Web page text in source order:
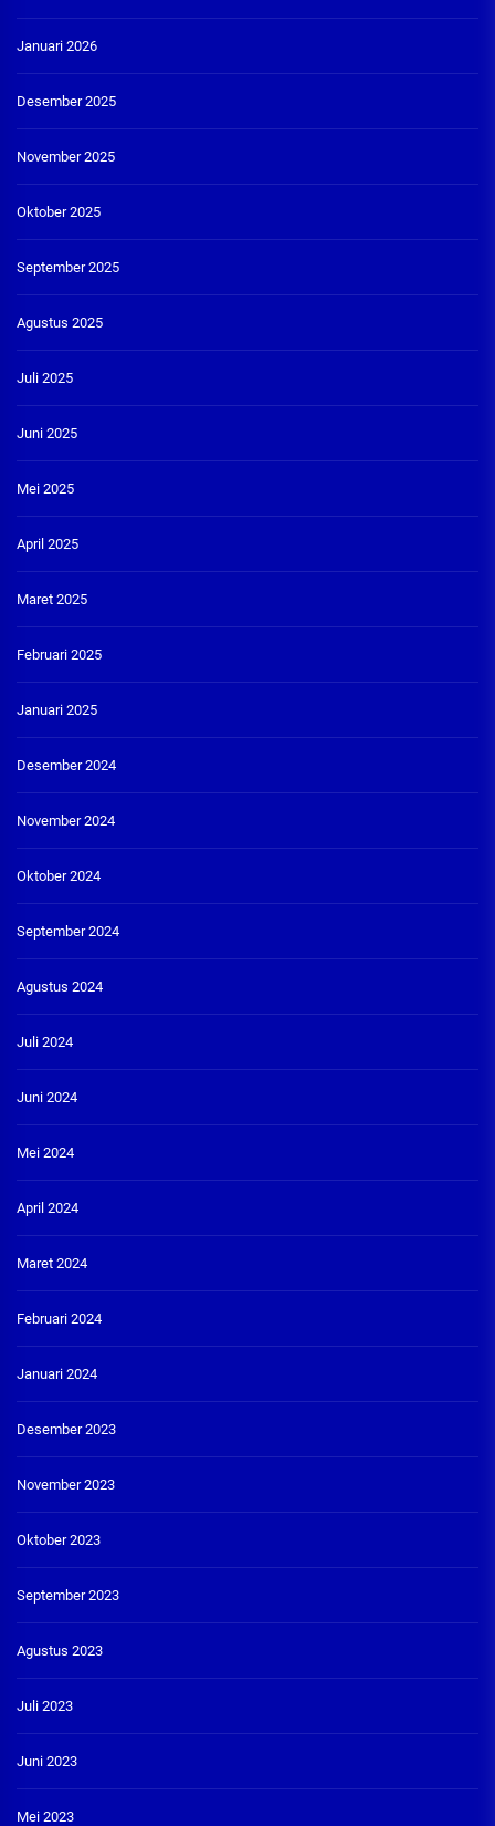
Januari 2026
Desember 2025
November 2025
Oktober 2025
September 2025
Agustus 2025
Juli 2025
Juni 2025
Mei 2025
April 2025
Maret 2025
Februari 2025
Januari 2025
Desember 2024
November 2024
Oktober 2024
September 2024
Agustus 2024
Juli 2024
Juni 2024
Mei 2024
April 2024
Maret 2024
Februari 2024
Januari 2024
Desember 2023
November 2023
Oktober 2023
September 2023
Agustus 2023
Juli 2023
Juni 2023
Mei 2023